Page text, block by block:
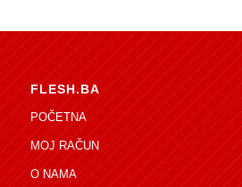
FLESH.BA
POČETNA
MOJ RAČUN
O NAMA